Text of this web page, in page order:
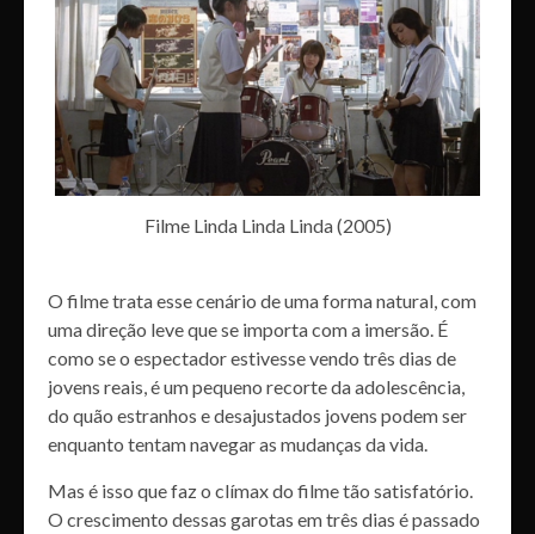
Filme Linda Linda Linda (2005)
O filme trata esse cenário de uma forma natural, com
uma direção leve que se importa com a imersão. É
como se o espectador estivesse vendo três dias de
jovens reais, é um pequeno recorte da adolescência,
do quão estranhos e desajustados jovens podem ser
enquanto tentam navegar as mudanças da vida.
Mas é isso que faz o clímax do filme tão satisfatório.
O crescimento dessas garotas em três dias é passado